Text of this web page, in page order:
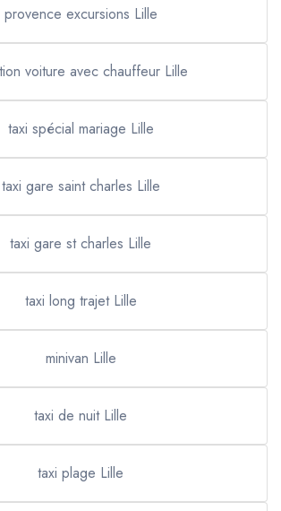
provence excursions Lille
voiture avec chauffeur Lille
taxi spécial mariage Lille
taxi gare saint charles Lille
taxi gare st charles Lille
taxi long trajet Lille
minivan Lille
taxi de nuit Lille
taxi plage Lille